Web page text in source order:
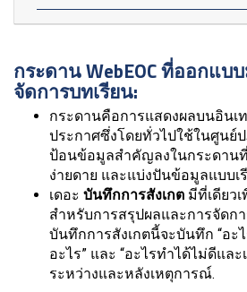
กระดาน WebEOC ที่ออกแบ
จัดการบทเรียน:
กระดานคือการแสดงผลบนอินเ
ประกาศซึ่งโดยทั่วไปใช้ในศูนย์
ป้อนข้อมูลสำคัญลงในกระดานที่
ง่ายดาย และแบ่งปันข้อมูลแบบเ
เดอะ บันทึกการสังเกต มีที่เดียว
สำหรับการสรุปผลและการจัดก
บันทึกการสังเกตนี้จะบันทึก “อะ
อะไร” และ “อะไรทำได้ไม่ดีและ
ระหว่างและหลังเหตุการณ์.